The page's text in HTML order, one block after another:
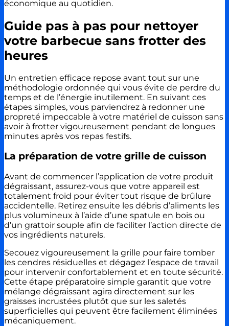
économique au quotidien.
Guide pas à pas pour nettoyer
votre barbecue sans frotter des
heures
Un entretien efficace repose avant tout sur une
méthodologie ordonnée qui vous évite de perdre du
temps et de l’énergie inutilement. En suivant ces
étapes simples, vous parviendrez à redonner une
propreté impeccable à votre matériel de cuisson sans
avoir à frotter vigoureusement pendant de longues
minutes après vos repas festifs.
La préparation de votre grille de cuisson
Avant de commencer l’application de votre produit
dégraissant, assurez-vous que votre appareil est
totalement froid pour éviter tout risque de brûlure
accidentelle. Retirez ensuite les débris d’aliments les
plus volumineux à l’aide d’une spatule en bois ou
d’un grattoir souple afin de faciliter l’action directe de
vos ingrédients naturels.
Secouez vigoureusement la grille pour faire tomber
les cendres résiduelles et dégagez l’espace de travail
pour intervenir confortablement et en toute sécurité.
Cette étape préparatoire simple garantit que votre
mélange dégraissant agira directement sur les
graisses incrustées plutôt que sur les saletés
superficielles qui peuvent être facilement éliminées
mécaniquement.